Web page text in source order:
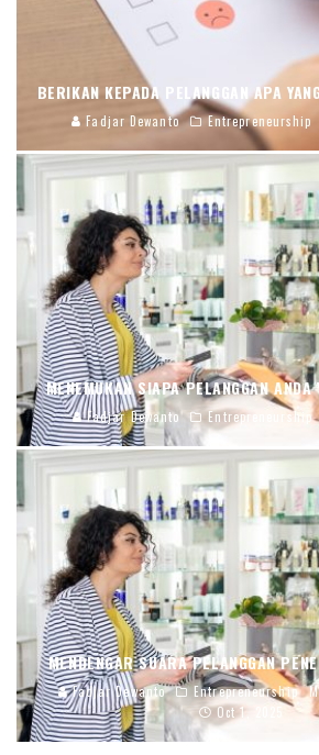
BERIKAN KEPADA PELANGGAN APA
Fadjar Dewanto Entrepreneurship
MENEMUKAN SIAPA PELANGGAN ANDA
Fadjar Dewanto Entrepreneurship
MENDENGAR SUARA PELANGGAN
Fadjar Dewanto Entrepreneurship
Oct 1, 2025